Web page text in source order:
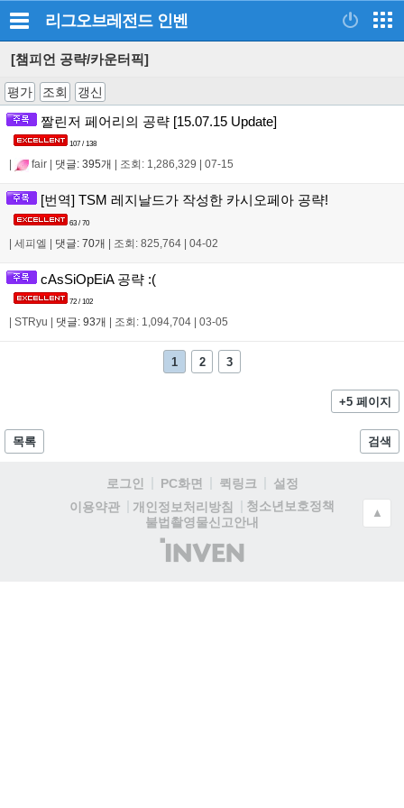
리그오브레전드 인벤
[챔피언 공략/카운터픽]
평가 조회 갱신
짤린저 페어리의 공략 [15.07.15 Update]
107 / 138
fair 댓글: 395개 조회: 1,286,329 07-15
[번역] TSM 레지날드가 작성한 카시오페아 공략!
63 / 70
| 세피엘 | 댓글: 70개 | 조회: 825,764 | 04-02
cAsSiOpEiA 공략 :(
72 / 102
STRyu 댓글: 93개 조회: 1,094,704 03-05
1 2 3
+5 페이지
목록 검색
로그인 PC화면 퀵링크
설정
이용약관
개인정보처리방침
청소년보호정책
불법촬영물신고안내
(주)
인
▲